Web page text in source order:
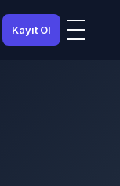
Kayıt Ol